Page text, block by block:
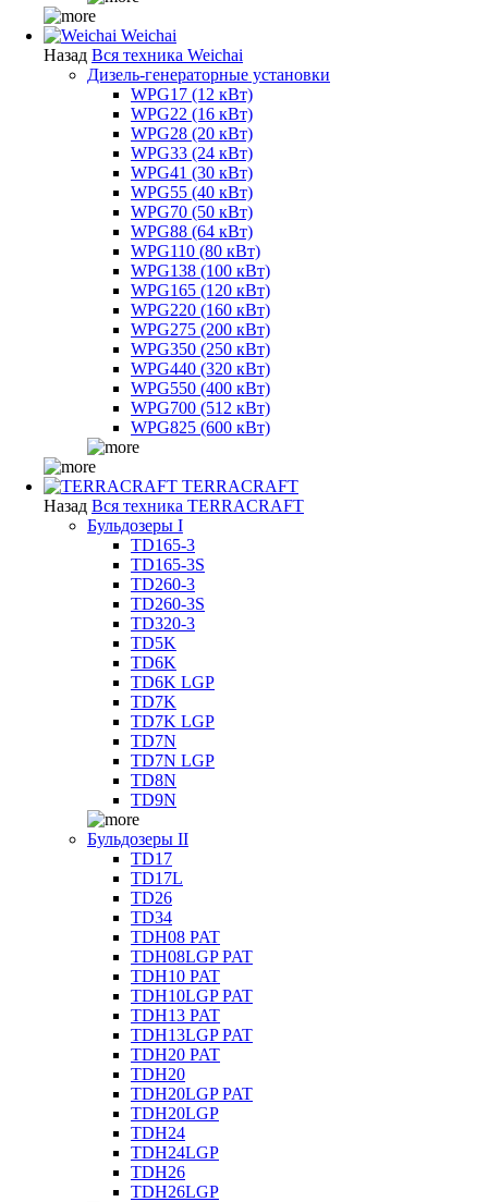
Weichai
Назад Вся техника Weichai
Дизель-генераторные установки
WPG17 (12 кВт)
WPG22 (16 кВт)
WPG28 (20 кВт)
WPG33 (24 кВт)
WPG41 (30 кВт)
WPG55 (40 кВт)
WPG70 (50 кВт)
WPG88 (64 кВт)
WPG110 (80 кВт)
WPG138 (100 кВт)
WPG165 (120 кВт)
WPG220 (160 кВт)
WPG275 (200 кВт)
WPG350 (250 кВт)
WPG440 (320 кВт)
WPG550 (400 кВт)
WPG700 (512 кВт)
WPG825 (600 кВт)
TERRACRAFT
Назад Вся техника TERRACRAFT
Бульдозеры I
TD165-3
TD165-3S
TD260-3
TD260-3S
TD320-3
TD5K
TD6K
TD6K LGP
TD7K
TD7K LGP
TD7N
TD7N LGP
TD8N
TD9N
Бульдозеры II
TD17
TD17L
TD26
TD34
TDH08 PAT
TDH08LGP PAT
TDH10 PAT
TDH10LGP PAT
TDH13 PAT
TDH13LGP PAT
TDH20 PAT
TDH20
TDH20LGP PAT
TDH20LGP
TDH24
TDH24LGP
TDH26
TDH26LGP